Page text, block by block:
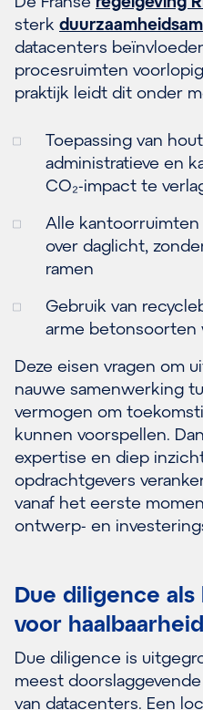
sterk
datacenters
procesruimten
praktijk leidt dit onder
Toepassing van
administratieve en
CO₂-impact te
Alle
over daglicht,
ramen
Gebruik van
arme betonsoorten
Deze eisen vragen om
nauwe samenwerking
vermogen om
kunnen voorspellen.
expertise en diep
opdrachtgevers
vanaf het eerste
ontwerp- en
Due diligence
voor haalbaarheid
Due diligence is
meest
van datacenters. Een